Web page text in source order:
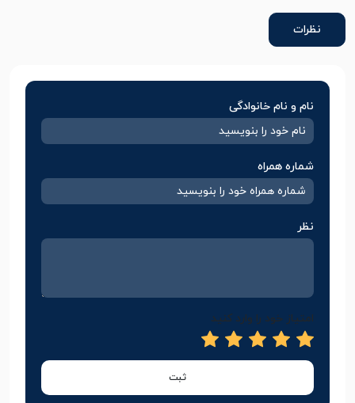
نظرات
نام و نام خانوادگی
شماره همراه
نظر
امتیاز خود را وارد کنید
ثبت